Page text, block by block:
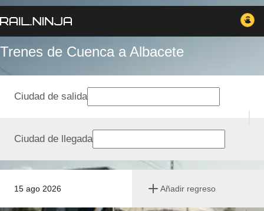
Trenes de Cuenca a Albacete
15 ago 2026 Añadir regreso
Ciudad de salida
Ciudad de llegada